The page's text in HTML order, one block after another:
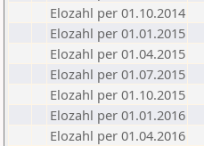
Elozahl per 01.10.2014
Elozahl per 01.01.2015
Elozahl per 01.04.2015
Elozahl per 01.07.2015
Elozahl per 01.10.2015
Elozahl per 01.01.2016
Elozahl per 01.04.2016